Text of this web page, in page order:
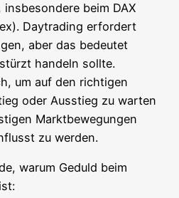
beim DAX
Day­tra­ding erfor­dert
aber das bedeu­tet
han­deln soll­te.
um auf den rich­ti­gen
oder Aus­stieg zu war­ten
Markt­be­we­gun­gen
zu werden.
war­um Geduld beim